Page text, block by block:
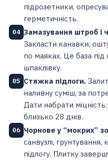
підрозетники,
герметичність.
04 Замазування штроб і
Закласти канавки,
по маяках. Це база
шпаклівку.
05 Стяжка підлоги.
наливну суміш, за
Дати набрати
близько 28 днів.
06 Чорнове у “мокрих”
санвузлі,
підлогу. Плитку